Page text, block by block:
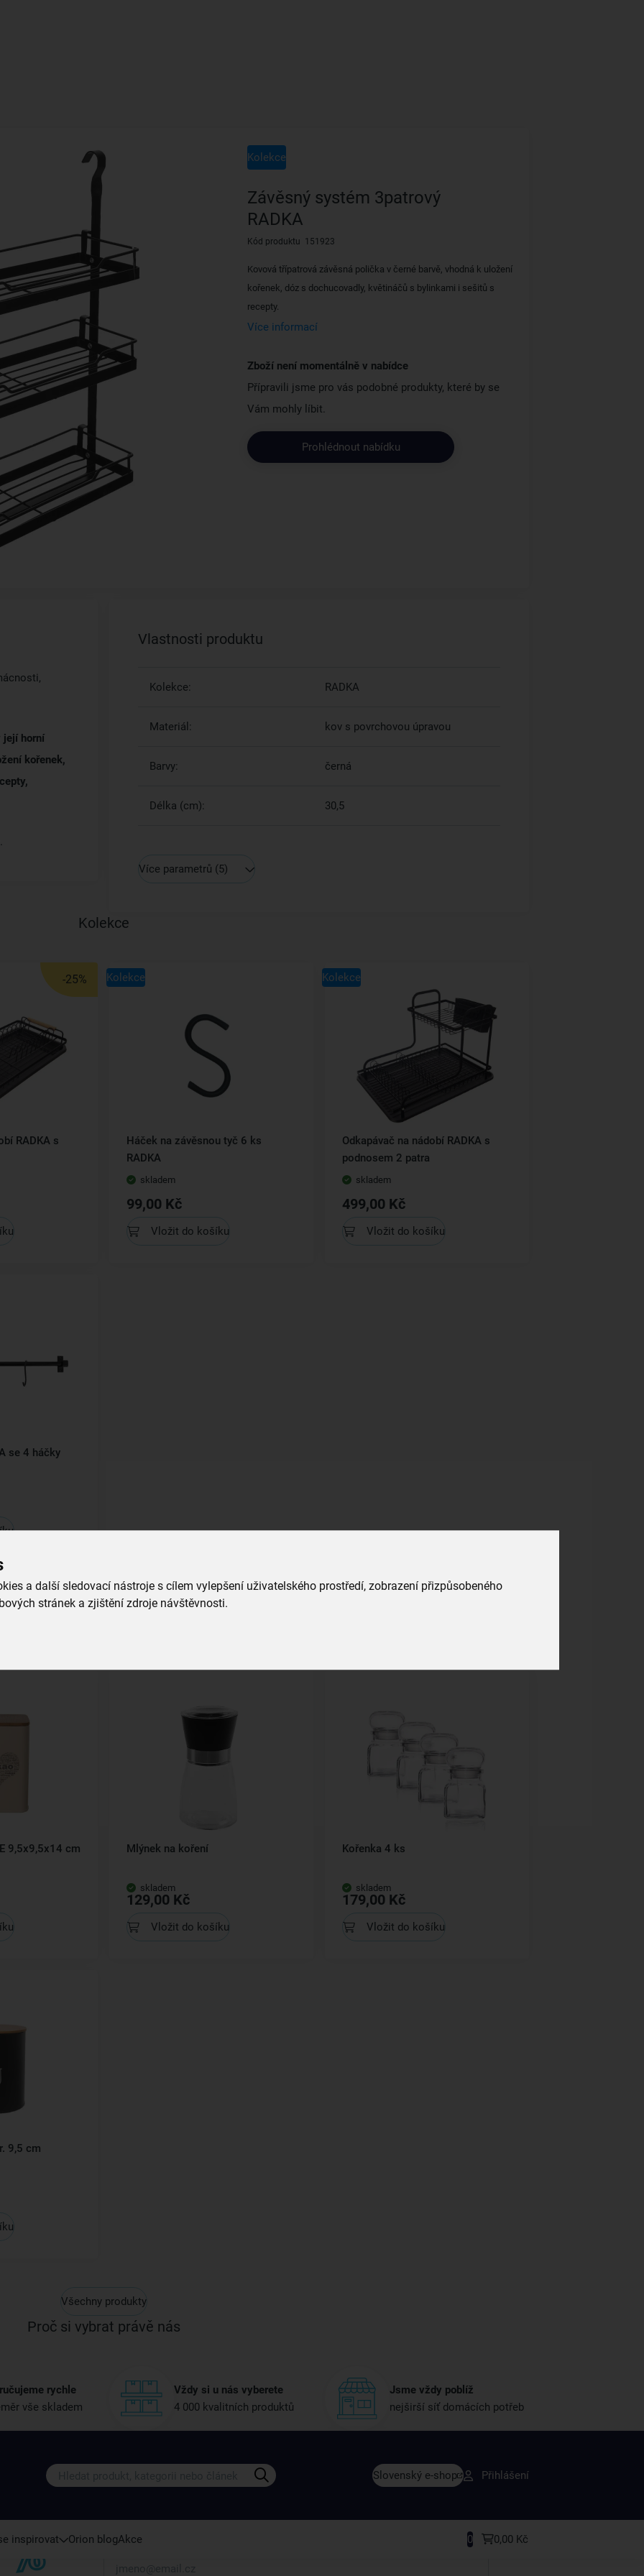
a další sledovací nástroje s cílem vylepšení uživatelského prostředí, zobrazení přizpůsobeného
stránek a zjištění zdroje návštěvnosti.
Kolekce
Závěsný systém 3patrový
RADKA
Kód produktu 151923
Kovová třípatrová závěsná polička v černé barvě, vhodná k uložení
kořenek, dóz s dochucovadly, květináčů s bylinkami i sešitů s
recepty.
Více informací
Zboží není momentálně v nabídce
Přípravili jsme pro vás podobné produkty, které by se
Vám mohly líbit.
Prohlédnout nabídku
její horní
kořenek,
Vlastnosti produktu
Kolekce: RADKA
Materiál: kov s povrchovou úpravou
Barvy: černá
Délka (cm): 30,5
Více parametrů (5)
Kolekce
-25%
RADKA s
Kolekce
Háček na závěsnou tyč 6 ks
RADKA
skladem
99,00 Kč
Vložit do košíku
Kolekce
Odkapávač na nádobí RADKA s
podnosem 2 patra
skladem
499,00 Kč
Vložit do košíku
se 4 háčky
Všechny produkty
9,5x9,5x14 cm Mlýnek na koření
skladem
129,00 Kč
Vložit do košíku
Kořenka 4 ks
skladem
179,00 Kč
Vložit do košíku
9,5 cm
Všechny produkty
Proč si vybrat právě nás
rychle
vše skladem
Vždy si u nás vyberete
4 000 kvalitních produktů
Jsme vždy poblíž
nejširší síť domácích potřeb
Slovenský e-shop Přihlášení
inspirovat Orion blogAkce 0 0,00 Kč
Přihlaste se k odběru našeho newsletteru.
Váš e-mail